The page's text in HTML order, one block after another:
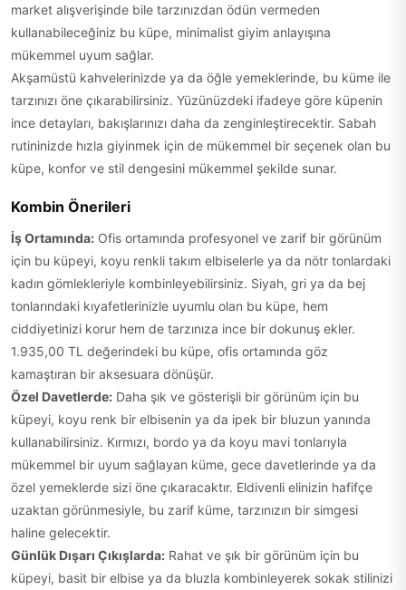
market alışverişinde bile tarzınızdan ödün vermeden
kullanabileceğiniz bu küpe, minimalist giyim anlayışına
mükemmel uyum sağlar.
Akşamüstü kahvelerinizde ya da öğle yemeklerinde, bu küme ile
tarzınızı öne çıkarabilirsiniz. Yüzünüzdeki ifadeye göre küpenin
ince detayları, bakışlarınızı daha da zenginleştirecektir. Sabah
rutininizde hızla giyinmek için de mükemmel bir seçenek olan bu
küpe, konfor ve stil dengesini mükemmel şekilde sunar.
Kombin Önerileri
İş Ortamında: Ofis ortamında profesyonel ve zarif bir görünüm
için bu küpeyi, koyu renkli takım elbiselerle ya da nötr tonlardaki
kadın gömlekleriyle kombinleyebilirsiniz. Siyah, gri ya da bej
tonlarındaki kıyafetlerinizle uyumlu olan bu küpe, hem
ciddiyetinizi korur hem de tarzınıza ince bir dokunuş ekler.
1.935,00 TL değerindeki bu küpe, ofis ortamında göz
kamaştıran bir aksesuara dönüşür.
Özel Davetlerde: Daha şık ve gösterişli bir görünüm için bu
küpeyi, koyu renk bir elbisenin ya da ipek bir bluzun yanında
kullanabilirsiniz. Kırmızı, bordo ya da koyu mavi tonlarıyla
mükemmel bir uyum sağlayan küme, gece davetlerinde ya da
özel yemeklerde sizi öne çıkaracaktır. Eldivenli elinizin hafifçe
uzaktan görünmesiyle, bu zarif küme, tarzınızın bir simgesi
haline gelecektir.
Günlük Dışarı Çıkışlarda: Rahat ve şık bir görünüm için bu
küpeyi, basit bir elbise ya da bluzla kombinleyerek sokak stilinizi